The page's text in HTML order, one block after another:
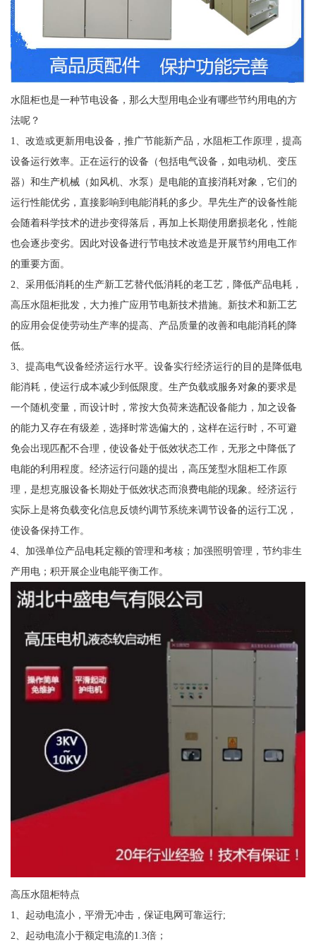
水阻柜也是一种节电设备，那么大型用电企业有哪些节约用电的方
法呢？
1、改造或更新用电设备，推广节能新产品，水阻柜工作原理，提高
设备运行效率。正在运行的设备（包括电气设备，如电动机、变压
器）和生产机械（如风机、水泵）是电能的直接消耗对象，它们的
运行性能优劣，直接影响到电能消耗的多少。早先生产的设备性能
会随着科学技术的进步变得落后，再加上长期使用磨损老化，性能
也会逐步变劣。因此对设备进行节电技术改造是开展节约用电工作
的重要方面。
2、采用低消耗的生产新工艺替代低消耗的老工艺，降低产品电耗，
高压水阻柜批发，大力推广应用节电新技术措施。新技术和新工艺
的应用会促使劳动生产率的提高、产品质量的改善和电能消耗的降
低。
3、提高电气设备经济运行水平。设备实行经济运行的目的是降低电
能消耗，使运行成本减少到低限度。生产负载或服务对象的要求是
一个随机变量，而设计时，常按大负荷来选配设备能力，加之设备
的能力又存在有级差，选择时常选偏大的，这样在运行时，不可避
免会出现匹配不合理，使设备处于低效状态工作，无形之中降低了
电能的利用程度。经济运行问题的提出，高压笼型水阻柜工作原
理，是想克服设备长期处于低效状态而浪费电能的现象。经济运行
实际上是将负载变化信息反馈约调节系统来调节设备的运行工况，
使设备保持工作。
4、加强单位产品电耗定额的管理和考核；加强照明管理，节约非生
产用电；积开展企业电能平衡工作。
高压水阻柜特点
1、起动电流小，平滑无冲击，保证电网可靠运行;
2、起动电流小于额定电流的1.3倍；